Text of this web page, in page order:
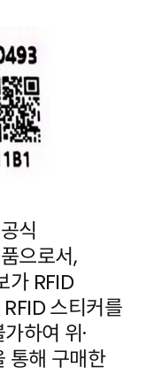
식
으로서,
가 RFID
스티커를
하여 위·
통해 구매한